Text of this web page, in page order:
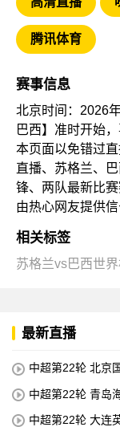
腾讯体育
赛事信息
北京时间：2026
巴西】准时开始
本页面以免错过
直播、苏格兰、
锋、两队最新比
由热心网友提供
相关标签
苏格兰vs巴西世
最新直播
中超第22轮 北京
中超第22轮 青岛
中超第22轮 大连